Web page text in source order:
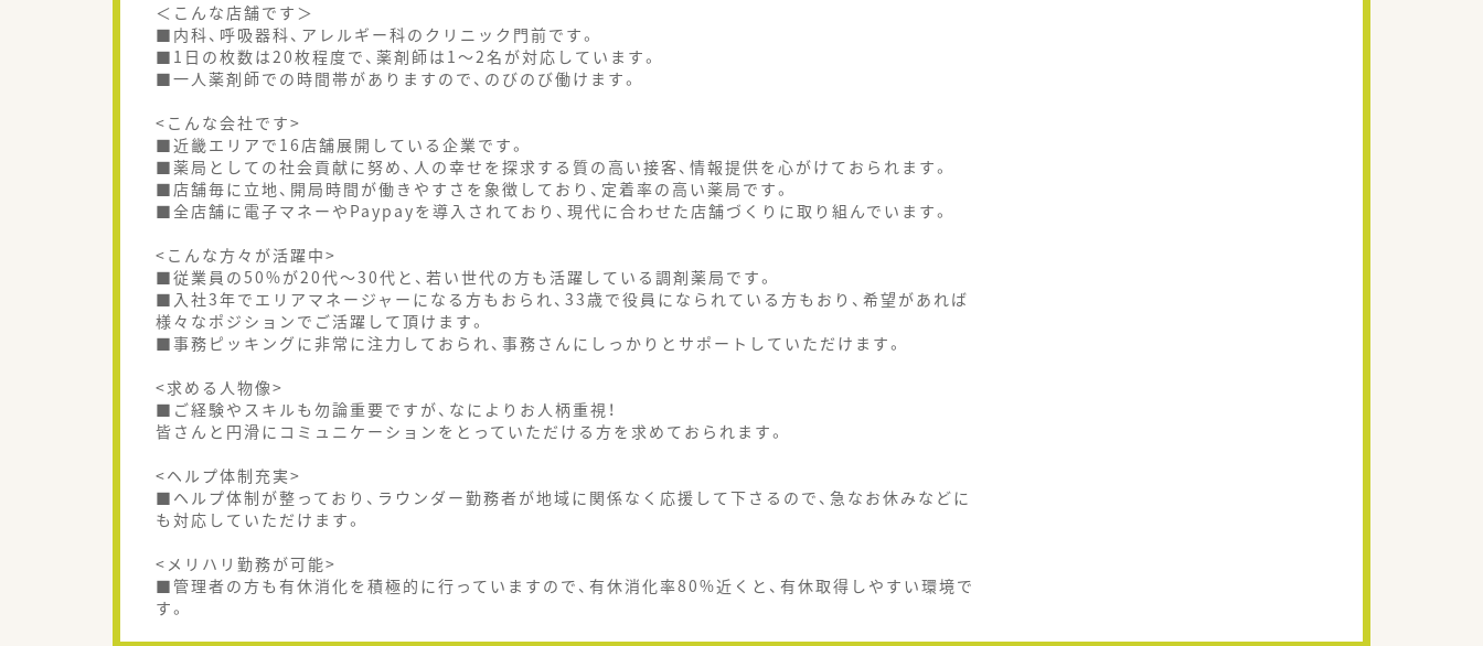
＜こんな店舗です＞
■内科、呼吸器科、アレルギー科のクリニック門前です。
■1日の枚数は20枚程度で、薬剤師は1～2名が対応しています。
■一人薬剤師での時間帯がありますので、のびのび働けます。
<こんな会社です>
■近畿エリアで16店舗展開している企業です。
■薬局としての社会貢献に努め、人の幸せを探求する質の高い接客、情報提供を心がけておられます。
■店舗毎に立地、開局時間が働きやすさを象徴しており、定着率の高い薬局です。
■全店舗に電子マネーやPaypayを導入されており、現代に合わせた店舗づくりに取り組んでいます。
<こんな方々が活躍中>
■従業員の50%が20代～30代と、若い世代の方も活躍している調剤薬局です。
■入社3年でエリアマネージャーになる方もおられ、33歳で役員になられている方もおり、希望があれば
様々なポジションでご活躍して頂けます。
■事務ピッキングに非常に注力しておられ、事務さんにしっかりとサポートしていただけます。
<求める人物像>
■ご経験やスキルも勿論重要ですが、なによりお人柄重視！
皆さんと円滑にコミュニケーションをとっていただける方を求めておられます。
<ヘルプ体制充実>
■ヘルプ体制が整っており、ラウンダー勤務者が地域に関係なく応援して下さるので、急なお休みなどに
も対応していただけます。
<メリハリ勤務が可能>
■管理者の方も有休消化を積極的に行っていますので、有休消化率80%近くと、有休取得しやすい環境で
す。